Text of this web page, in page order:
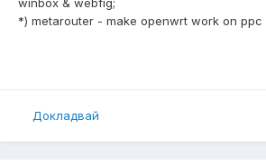
*) metarouter - make openwrt work on ppc
Докладвай